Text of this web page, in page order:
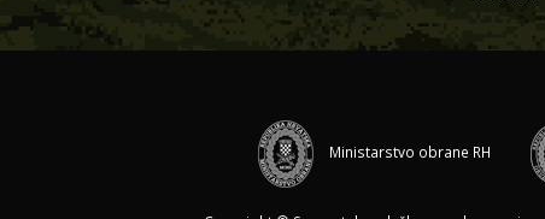
Ministarstvo obrane RH